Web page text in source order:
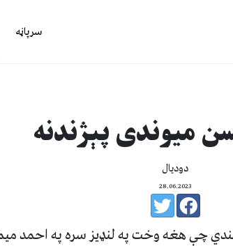
سرپاڼه
میوندی پېژندنه
دودیال
28.06.2023
چې هغه وخت په لنډیز سره په احمد